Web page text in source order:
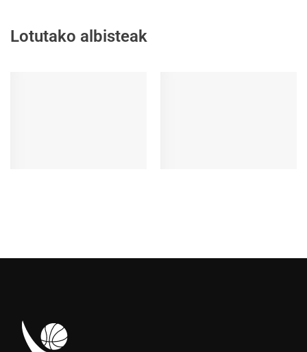
Lotutako albisteak